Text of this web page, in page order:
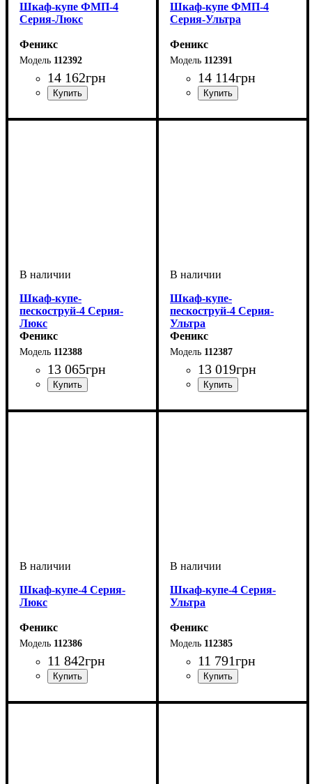
Шкаф-купе ФМП-4
Серия-Люкс
Феникс
112392
14 162грн
Шкаф-купе ФМП-4
Серия-Ультра
Феникс
112391
14 114грн
Шкаф-купе-
пескоструй-4 Серия-
Люкс
Феникс
112388
13 065грн
Шкаф-купе-
пескоструй-4 Серия-
Ультра
Феникс
112387
13 019грн
Шкаф-купе-4 Серия-
Люкс
Феникс
112386
11 842грн
Шкаф-купе-4 Серия-
Ультра
Феникс
112385
11 791грн